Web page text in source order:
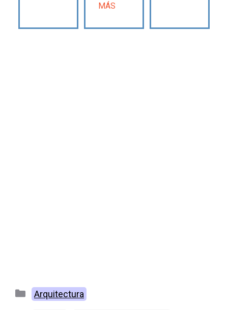
MÁS
Categorías
Arquitectura